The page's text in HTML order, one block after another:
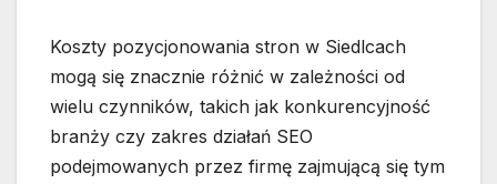
Koszty pozycjonowania stron w Siedlcach
mogą się znacznie różnić w zależności od
wielu czynników, takich jak konkurencyjność
branży czy zakres działań SEO
podejmowanych przez firmę zajmującą się tym